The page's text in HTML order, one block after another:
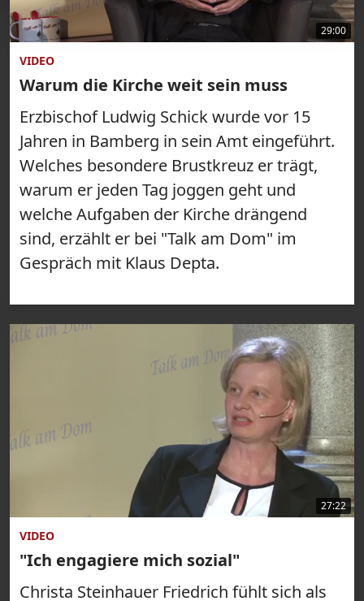
29:00
VIDEO
Warum die Kirche weit sein muss
Erzbischof Ludwig Schick wurde vor 15
Jahren in Bamberg in sein Amt eingeführt.
Welches besondere Brustkreuz er trägt,
warum er jeden Tag joggen geht und
welche Aufgaben der Kirche drängend
sind, erzählt er bei "Talk am Dom" im
Gespräch mit Klaus Depta.
27:22
VIDEO
"Ich engagiere mich sozial"
Christa Steinhauer Friedrich fühlt sich als